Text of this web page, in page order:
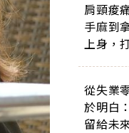
肩頸痠
手麻到
上身，
從失業
於明白
留給未